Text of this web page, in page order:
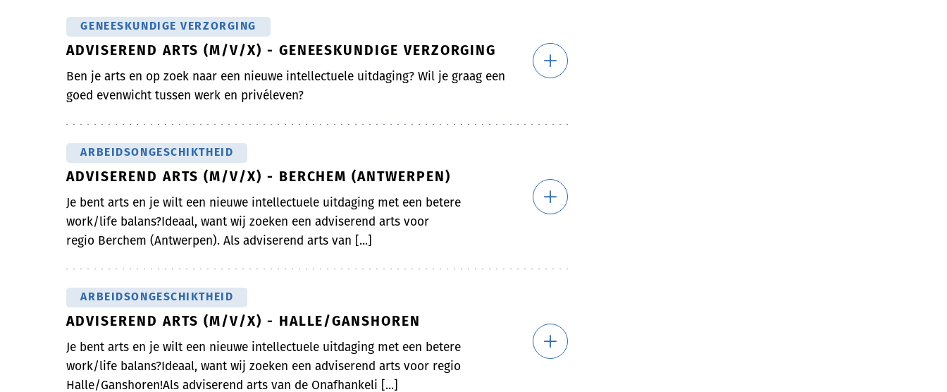
GENEESKUNDIGE VERZORGING
ADVISEREND ARTS (M/V/X) - GENEESKUNDIGE VERZORGING
Ben je arts en op zoek naar een nieuwe intellectuele uitdaging? Wil je graag een
goed evenwicht tussen werk en privéleven?
ARBEIDSONGESCHIKTHEID
ADVISEREND ARTS (M/V/X) - BERCHEM (ANTWERPEN)
Je bent arts en je wilt een nieuwe intellectuele uitdaging met een betere
work/life balans?Ideaal, want wij zoeken een adviserend arts voor
regio Berchem (Antwerpen). Als adviserend arts van [...]
ARBEIDSONGESCHIKTHEID
ADVISEREND ARTS (M/V/X) - HALLE/GANSHOREN
Je bent arts en je wilt een nieuwe intellectuele uitdaging met een betere
work/life balans?Ideaal, want wij zoeken een adviserend arts voor regio
Halle/Ganshoren!Als adviserend arts van de Onafhankeli [...]